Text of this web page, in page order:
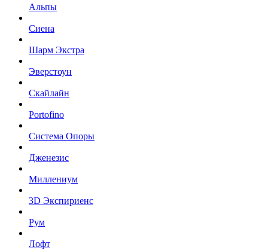
Альпы
Сиена
Шарм Экстра
Эверстоун
Скайлайн
Portofino
Система Опоры
Дженезис
Миллениум
3D Экспириенс
Рум
Лофт